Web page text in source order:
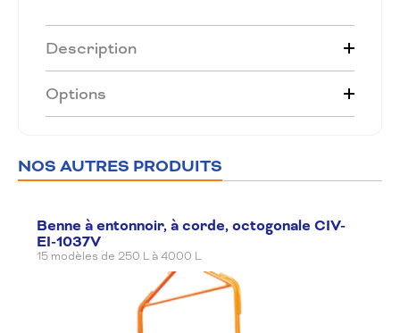
Description
Options
NOS AUTRES PRODUITS
Benne à entonnoir, à corde, octogonale CIV-
EI-1037V
15 modèles de 250 L à 4000 L